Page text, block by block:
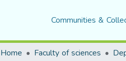
Communities &
Home Faculty of sciences